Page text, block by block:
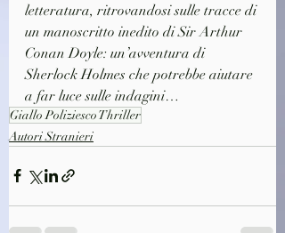
letteratura, ritrovandosi sulle tracce di
un manoscritto inedito di Sir Arthur
Conan Doyle: un’avventura di
Sherlock Holmes che potrebbe aiutare
a far luce sulle indagini…
Giallo Poliziesco Thriller
Autori Stranieri